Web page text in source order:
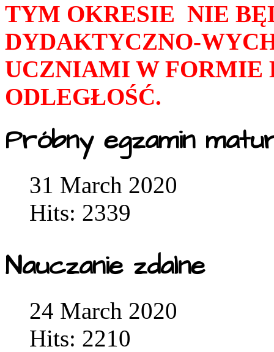
TYM OKRESIE NIE
DYDAKTYCZNO-
UCZNIAMI W FORMIE
ODLEGŁOŚĆ.
Próbny egzamin
31 March 2020
Hits: 2339
Nauczanie zdalne
24 March 2020
Hits: 2210